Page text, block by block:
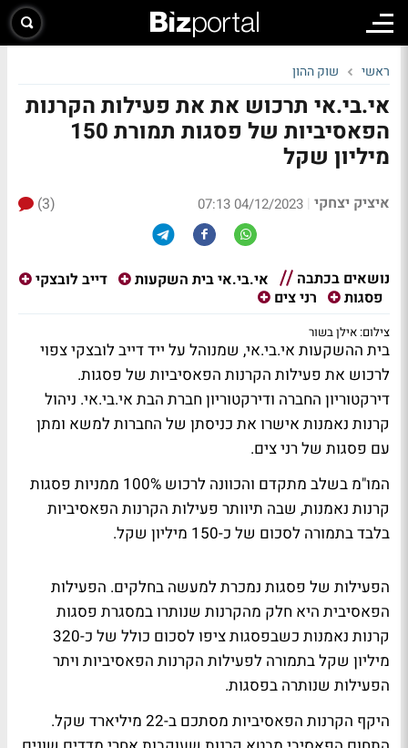
ראשי שוק ההון
אי.בי.אי תרכוש את את פעילות הקרנות
הפאסיביות של פסגות תמורת 150
מיליון שקל
איציק יצחקי |
04/12/2023 07:13
(3)
נושאים בכתבה אי.בי.אי בית השקעות
דייב לובצקי
פסגות
רני צים
צילום: אילן בשור
בית ההשקעות אי.בי.אי, שמנוהל על ייד דייב לובצקי צפוי
לרכוש את פעילות הקרנות הפאסיביות של פסגות.
דירקטוריון החברה ודירקטוריון חברת הבת אי.בי.אי. ניהול
קרנות נאמנות אישרו את כניסתן של החברות למשא ומתן
עם פסגות של רני צים.
המו"מ בשלב מתקדם והכוונה לרכוש 100% ממניות פסגות
קרנות נאמנות, שבה תיוותר פעילות הקרנות הפאסיביות
בלבד בתמורה לסכום של כ-150 מיליון שקל.
הפעילות של פסגות נמכרת למעשה בחלקים. הפעילות
הפאסיבית היא חלק מהקרנות שנותרו במסגרת פסגות
קרנות נאמנות כשבפסגות ציפו לסכום כולל של כ-320
מיליון שקל בתמורה לפעילות הקרנות הפאסיביות ויתר
הפעילות שנותרה בפסגות.
היקף הקרנות הפאסיביות מסתכם ב-22 מיליארד שקל.